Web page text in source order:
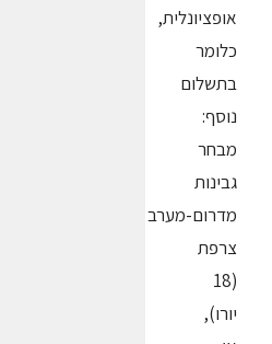
אופציונלית,
כלומר
בתשלום
נוסף:
מבחר
גבינות
מדרום-מערב
צרפת
(18
יורו),